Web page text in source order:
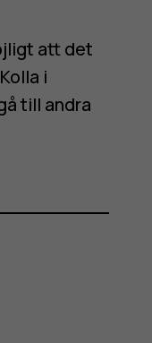
att det
i
till andra